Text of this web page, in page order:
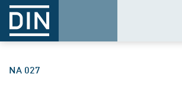
NA 027